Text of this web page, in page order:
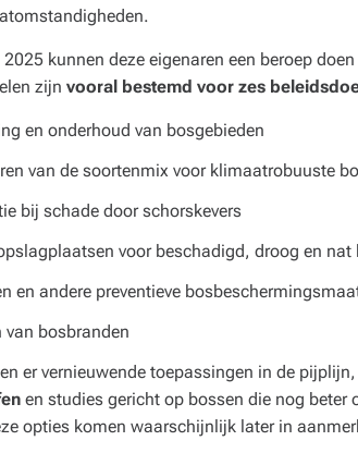
kunnen deze eigenaren een beroep
zijn vooral bestemd voor zes
en onderhoud van bosgebieden
van de soortenmix voor klimaatrobuuste
bij schade door schorskevers
voor beschadigd, droog en nat
en andere preventieve
van bosbranden
er vernieuwende toepassingen in de
en studies gericht op bossen die nog beter
opties komen waarschijnlijk later in